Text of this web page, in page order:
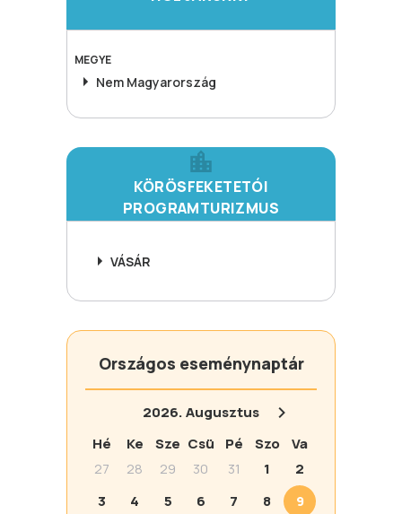
MEGYE
Nem Magyarország
KÖRÖSFEKETETÓI
PROGRAMTURIZMUS
VÁSÁR
Országos eseménynaptár
2026.Augusztus
Hé
Ke Sze Csü Pé Szo
Va
27
28 29 30 31 1
2
3
4 5 6 7 8
9